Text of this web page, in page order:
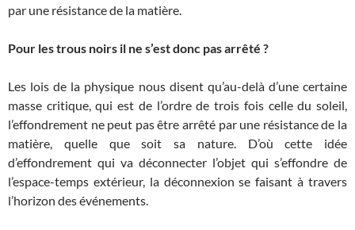
par une résistance de la matière.
Pour les trous noirs il ne s’est donc pas arrêté ?
Les lois de la physique nous disent qu’au-delà d’une certaine
masse critique, qui est de l’ordre de trois fois celle du soleil,
l’effondrement ne peut pas être arrêté par une résistance de la
matière, quelle que soit sa nature. D’où cette idée
d’effondrement qui va déconnecter l’objet qui s’effondre de
l’espace-temps extérieur, la déconnexion se faisant à travers
l’horizon des événements.